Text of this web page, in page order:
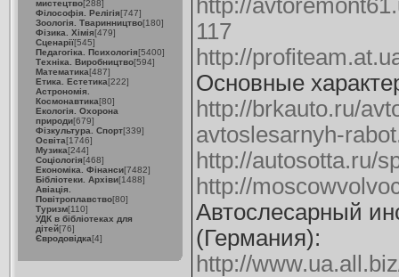
мистецтво[288]
Філософія. Релігія[747]
Зоологія. Тваринництво[180]
Фізика. Хімія[479]
Сценарії[545]
Педагогіка. Психологія[5400]
Техніка. Виробництво[594]
Математика[487]
Етика. Естетика[222]
Астрономія.
Космонавтика[80]
Екологія. Охорона
природи[679]
Фізкультура. Спорт[339]
Освіта[1746]
Музика[244]
Соціологія[468]
Економіка. Фінанси[7482]
Бібліотеки. Архіви[1488]
Авіація.
Повітроплавство[80]
Туризм[110]
УДК в бібліотеках для
дітей[76]
Євродовідка[4]
http://
117
http://
Основные
http://brkauto.ru/
avtoslesarnyh-
http://autosotta.ru/
http://
Автослесарный
(Германия):
http://